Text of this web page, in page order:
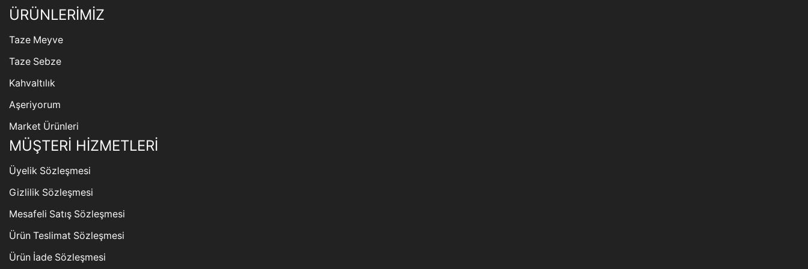
ÜRÜNLERİMİZ
Taze Meyve
Taze Sebze
Kahvaltılık
Aşeriyorum
Market Ürünleri
MÜŞTERİ HİZMETLERİ
Üyelik Sözleşmesi
Gizlilik Sözleşmesi
Mesafeli Satış Sözleşmesi
Ürün Teslimat Sözleşmesi
Ürün İade Sözleşmesi